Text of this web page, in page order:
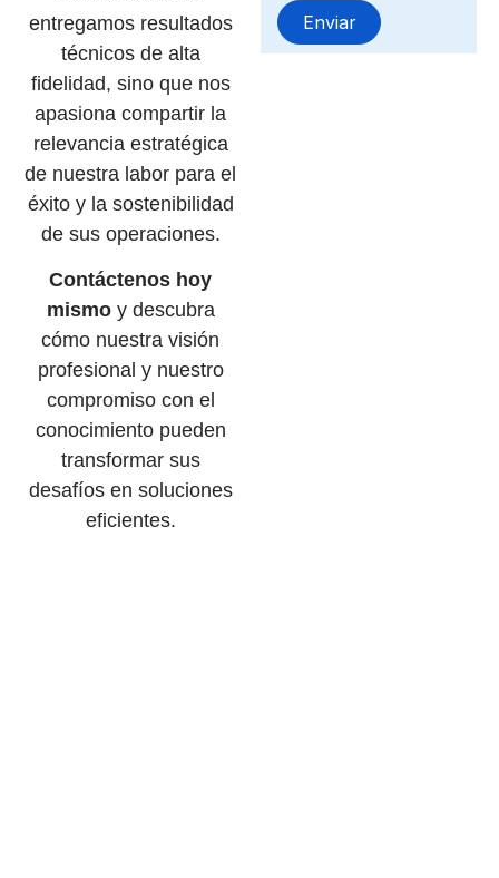
entregamos resultados
técnicos de alta
fidelidad, sino que nos
apasiona compartir la
relevancia estratégica
de nuestra labor para el
éxito y la sostenibilidad
de sus operaciones.
Contáctenos hoy
mismoy descubra
cómo nuestra visión
profesional y nuestro
compromiso con el
conocimiento pueden
transformar sus
desafíos en soluciones
eficientes.